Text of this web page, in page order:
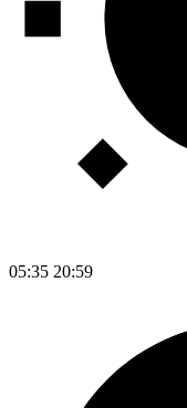
05:35 20:59